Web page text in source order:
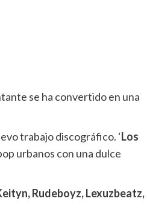
se ha convertido en una
trabajo discográfico. ‘Los
urbanos con una dulce
Rudeboyz, Lexuzbeatz,